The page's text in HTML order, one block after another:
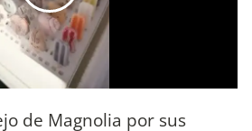
de Magnolia por sus